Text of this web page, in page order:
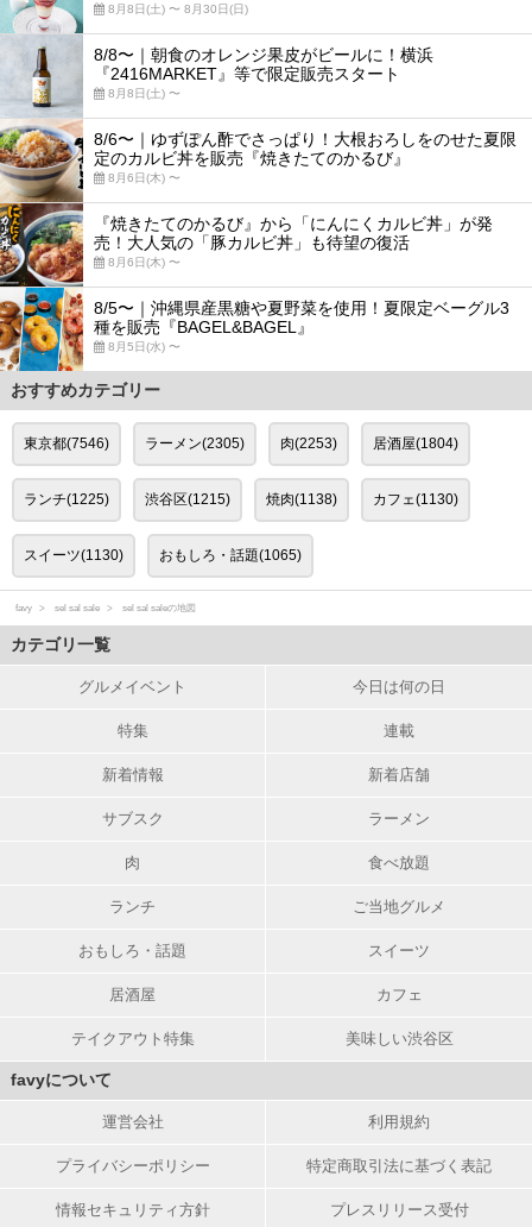
8月8日(土) 〜 8月30日(日)
8/8〜｜朝食のオレンジ果皮がビールに！横浜
『2416MARKET』等で限定販売スタート
8月8日(土) 〜
8/6〜｜ゆずぽん酢でさっぱり！大根おろしをのせた夏限
定のカルビ丼を販売『焼きたてのかるび』
8月6日(木) 〜
『焼きたてのかるび』から「にんにくカルビ丼」が発
売！大人気の「豚カルビ丼」も待望の復活
8月6日(木) 〜
8/5〜｜沖縄県産黒糖や夏野菜を使用！夏限定ベーグル3
種を販売『BAGEL&BAGEL』
8月5日(水) 〜
おすすめカテゴリー
東京都(7546) ラーメン(2305) 肉(2253) 居酒屋(1804)
ランチ(1225) 渋谷区(1215) 焼肉(1138) カフェ(1130)
スイーツ(1130) おもしろ・話題(1065)
favy sel sal sale sel sal saleの地図
カテゴリ一覧
グルメイベント 今日は何の日
特集 連載
新着情報 新着店舗
サブスク ラーメン
肉 食べ放題
ランチ ご当地グルメ
おもしろ・話題 スイーツ
居酒屋 カフェ
テイクアウト特集 美味しい渋谷区
favyについて
運営会社 利用規約
プライバシーポリシー 特定商取引法に基づく表記
情報セキュリティ方針 プレスリリース受付